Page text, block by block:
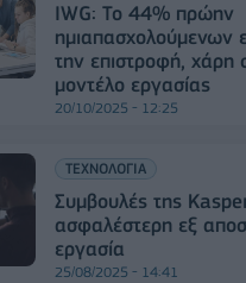
IWG: Το 44% πρώην
ημιαπασχολούμενων
την επιστροφή, χάρη
μοντέλο εργασίας
20/10/2025 - 12:25
ΤΕΧΝΟΛΟΓΙΑ
Συμβουλές της
ασφαλέστερη εξ
εργασία
25/08/2025 - 14:41